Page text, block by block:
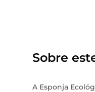
Sobre
A Esponja